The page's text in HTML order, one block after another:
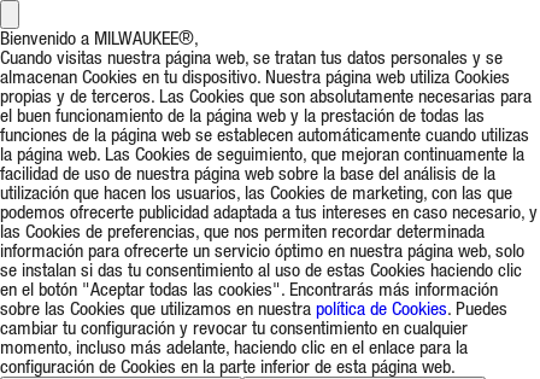
Bienvenido a MILWAUKEE®,
Cuando visitas nuestra página web, se tratan tus datos personales y se
almacenan Cookies en tu dispositivo. Nuestra página web utiliza Cookies
propias y de terceros. Las Cookies que son absolutamente necesarias para
el buen funcionamiento de la página web y la prestación de todas las
funciones de la página web se establecen automáticamente cuando utilizas
la página web. Las Cookies de seguimiento, que mejoran continuamente la
facilidad de uso de nuestra página web sobre la base del análisis de la
utilización que hacen los usuarios, las Cookies de marketing, con las que
podemos ofrecerte publicidad adaptada a tus intereses en caso necesario, y
las Cookies de preferencias, que nos permiten recordar determinada
información para ofrecerte un servicio óptimo en nuestra página web, solo
se instalan si das tu consentimiento al uso de estas Cookies haciendo clic
en el botón "Aceptar todas las cookies". Encontrarás más información
sobre las Cookies que utilizamos en nuestra política de Cookies. Puedes
cambiar tu configuración y revocar tu consentimiento en cualquier
momento, incluso más adelante, haciendo clic en el enlace para la
configuración de Cookies en la parte inferior de esta página web.